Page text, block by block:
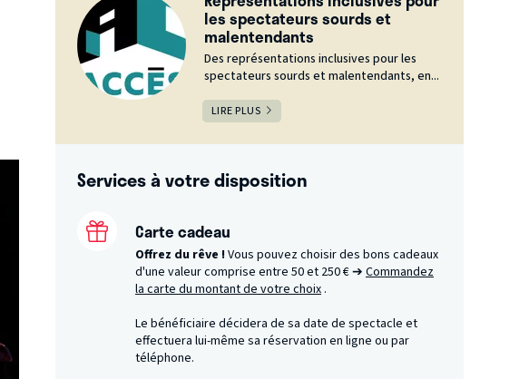
les spectateurs sourds et
malentendants
Des représentations inclusives pour les
spectateurs sourds et malentendants, en...
LIRE PLUS
Services à votre disposition
Carte cadeau
Offrez du rêve ! Vous pouvez choisir des bons cadeaux
d'une valeur comprise entre 50 et 250 € ➔ Commandez
la carte du montant de votre choix.
Le bénéficiaire décidera de sa date de spectacle et
effectuera lui-même sa réservation en ligne ou par
téléphone.